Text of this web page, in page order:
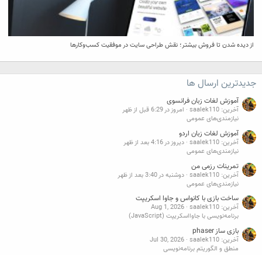
از دیده شدن تا فروش بیشتر؛ نقش طراحی سایت در موفقیت کسب‌وکارها
جدیدترین ارسال ها
آموزش لغات زبان فرانسوی
آخرین: saalek110
امروز در 6:29 قبل از ظهر
نیازمندی‌های عمومی
آموزش لغات زبان اردو
آخرین: saalek110
دیروز در 4:16 بعد از ظهر
نیازمندی‌های عمومی
تمرینات رزمی من
آخرین: saalek110
دوشنبه در 3:40 بعد از ظهر
نیازمندی‌های عمومی
ساخت بازی با کانواس و جاوا اسکریپت
آخرین: saalek110
Aug 1, 2026
برنامه‌نویسی با جاوااسکریپت (JavaScript)
بازی ساز phaser
آخرین: saalek110
Jul 30, 2026
منطق و الگوریتم برنامه‌نویسی